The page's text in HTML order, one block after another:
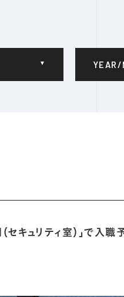
YEAR/
キュリティ室）」で入職